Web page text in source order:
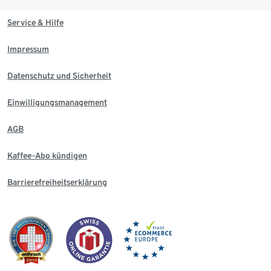
Service & Hilfe
Impressum
Datenschutz und Sicherheit
Einwilligungsmanagement
AGB
Kaffee-Abo kündigen
Barrierefreiheitserklärung